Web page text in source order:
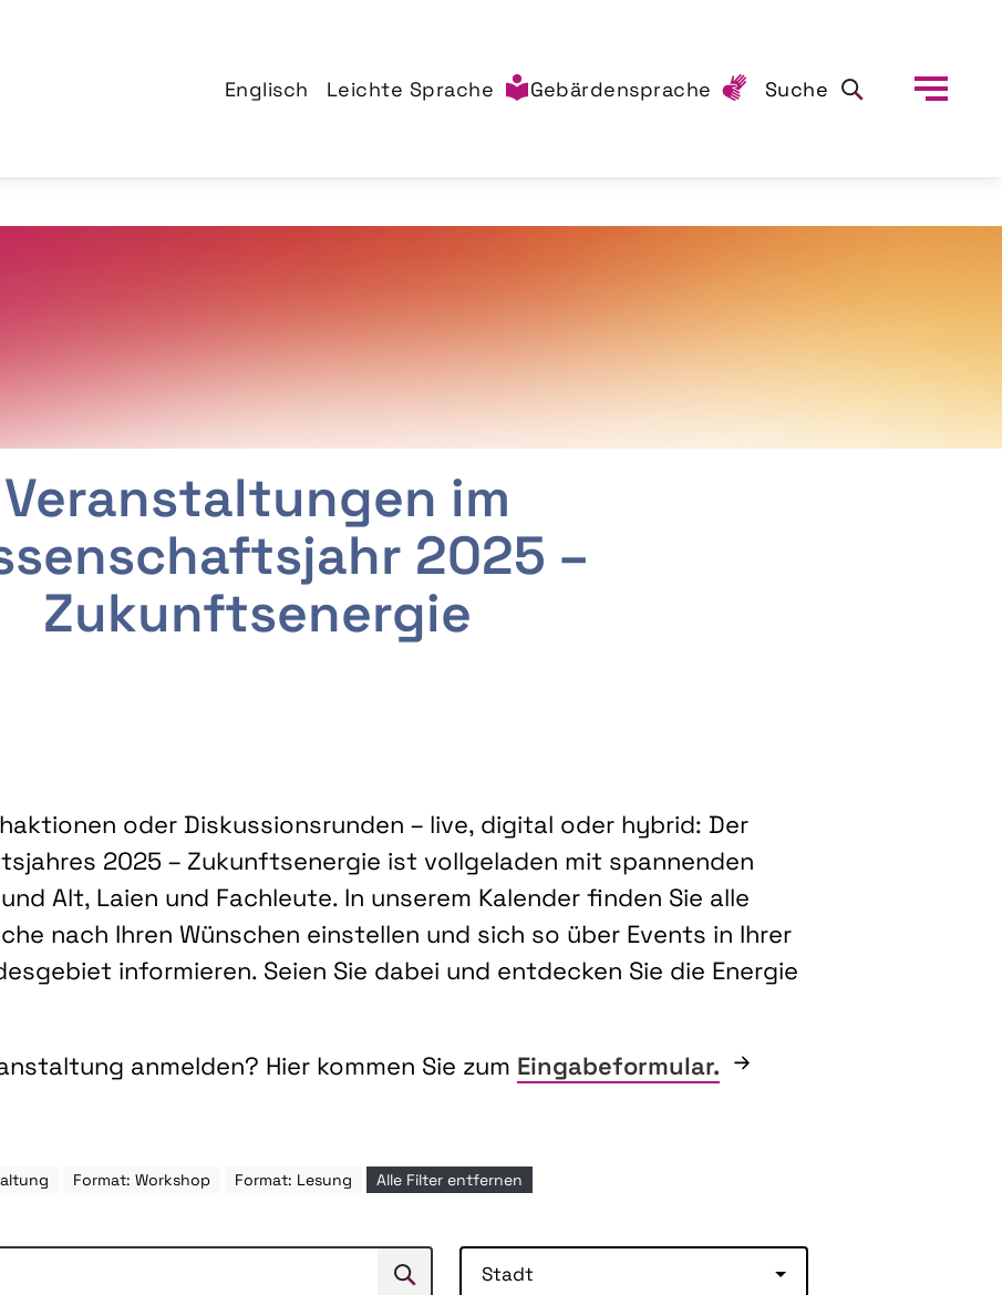
Englisch Leichte Sprache Gebärdensprache Suche
Veranstaltungen im
2025 –
Zukunftsenergie
oder Diskussionsrunden – live, digital oder hybrid: Der
2025 – Zukunftsenergie ist vollgeladen mit spannenden
Alt, Laien und Fachleute. In unserem Kalender finden Sie alle
nach Ihren Wünschen einstellen und sich so über Events in Ihrer
informieren. Seien Sie dabei und entdecken Sie die Energie
anmelden? Hier kommen Sie zum Eingabeformular.
Format: Workshop Format: Lesung Alle Filter entfernen
Suchen Stadt